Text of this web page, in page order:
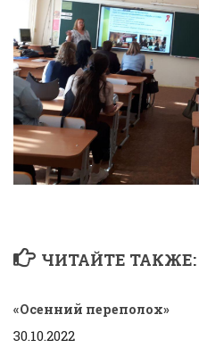
ЧИТАЙТЕ ТАКЖЕ:
«Осенний переполох»
30.10.2022